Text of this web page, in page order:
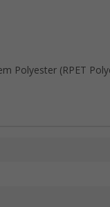
Polyester (RPET